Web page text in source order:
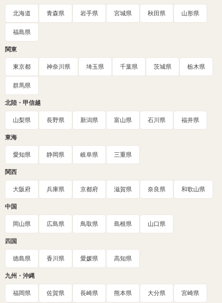
北海道 青森県 岩手県 宮城県 秋田県 山形県
福島県
関東
東京都 神奈川県 埼玉県 千葉県 茨城県 栃木県
群馬県
北陸・甲信越
山梨県 長野県 新潟県 富山県 石川県 福井県
東海
愛知県 静岡県 岐阜県 三重県
関西
大阪府 兵庫県 京都府 滋賀県 奈良県 和歌山県
中国
岡山県 広島県 鳥取県 島根県 山口県
四国
徳島県 香川県 愛媛県 高知県
九州・沖縄
福岡県 佐賀県 長崎県 熊本県 大分県 宮崎県